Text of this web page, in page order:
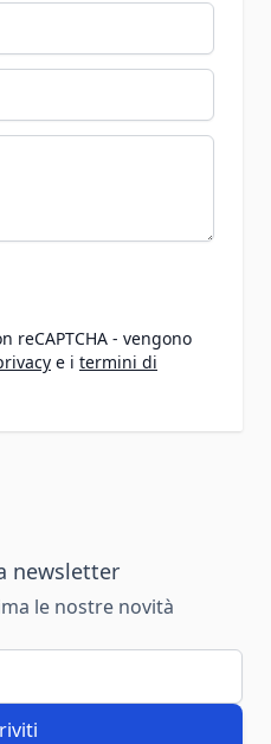
reCAPTCHA - vengono
e i termini di
newsletter
le nostre novità